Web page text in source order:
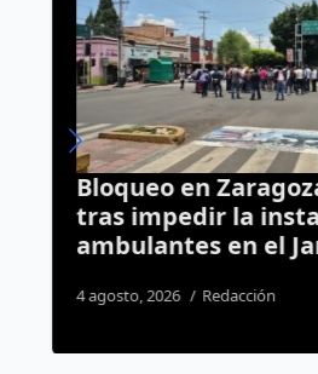
Bloqueo en
tras impedir la
ambulantes en el
4 agosto, 2026 Redacción